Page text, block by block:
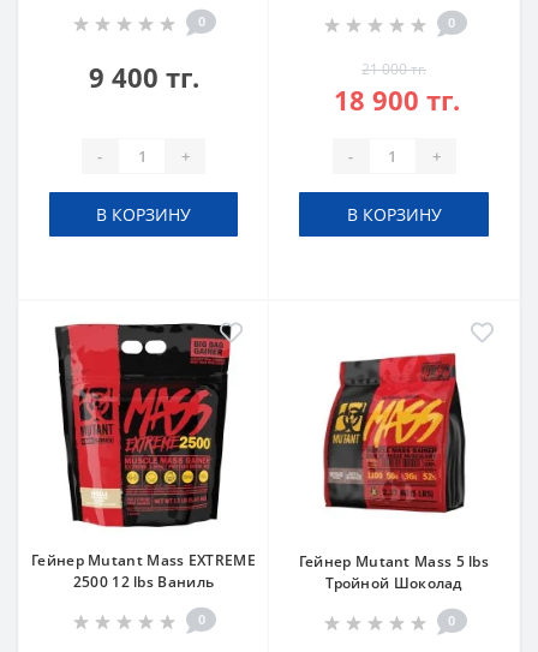
0
9 400 тг.
- +
В КОРЗИНУ
0
21 000 тг.
18 900 тг.
- +
В КОРЗИНУ
Гейнер Mutant Mass EXTREME
2500 12 lbs Ваниль
0
Гейнер Mutant Mass 5 lbs
Тройной Шоколад
0